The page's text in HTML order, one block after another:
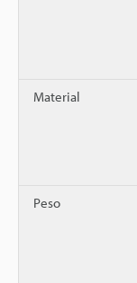
Material
Peso